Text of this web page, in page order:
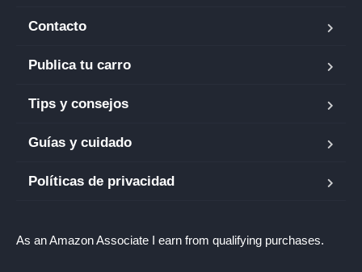
Contacto
Publica tu carro
Tips y consejos
Guías y cuidado
Políticas de privacidad
As an Amazon Associate I earn from qualifying purchases.